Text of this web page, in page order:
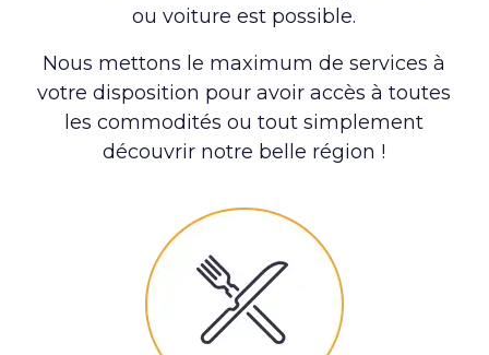
ou voiture est possible.
Nous mettons le maximum de services à
votre disposition pour avoir accès à toutes
les commodités ou tout simplement
découvrir notre belle région !